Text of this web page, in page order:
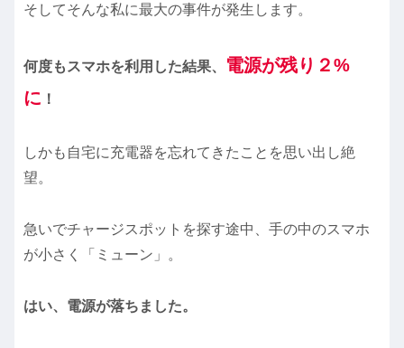
そしてそんな私に最大の事件が発生します。
何度もスマホを利用した結果、
電源が残り２%
に ！
しかも自宅に充電器を忘れてきたことを思い出し絶
望。
急いでチャージスポットを探す途中、手の中のスマホ
が小さく「ミューン」。
はい、電源が落ちました。